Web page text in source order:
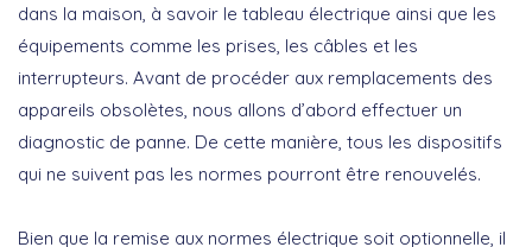
dans la maison, à savoir le tableau électrique ainsi que les
équipements comme les prises, les câbles et les
interrupteurs. Avant de procéder aux remplacements des
appareils obsolètes, nous allons d’abord effectuer un
diagnostic de panne. De cette manière, tous les dispositifs
qui ne suivent pas les normes pourront être renouvelés.
Bien que la remise aux normes électrique soit optionnelle, il